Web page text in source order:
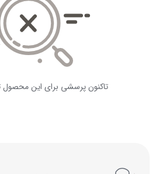
تاکنون پرسشی برای این